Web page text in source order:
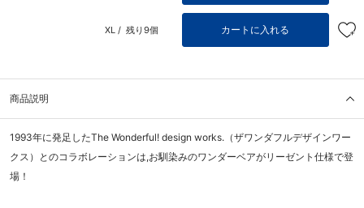
XL / 残り9個 カートに入れる
商品説明
1993年に発足したThe Wonderful! design works.（ザワンダフルデザインワー
クス）とのコラボレーションは,お馴染みのワンダーベアがリーゼント仕様で登
場！